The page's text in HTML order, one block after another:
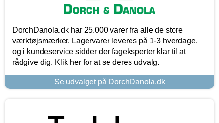
DorchDanola.dk har 25.000 varer fra alle de store
værktøjsmærker. Lagervarer leveres på 1-3 hverdage,
og i kundeservice sidder der fageksperter klar til at
rådgive dig. Klik her for at se deres udvalg.
Se udvalget på DorchDanola.dk